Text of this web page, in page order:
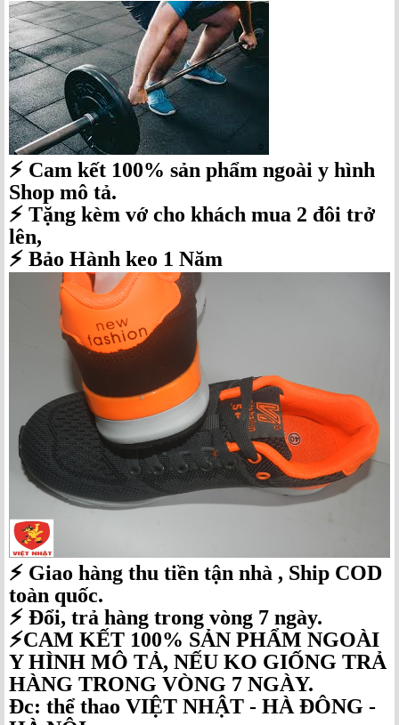
⚡️ Cam kết 100% sản phẩm ngoài y hình
Shop mô tả.
⚡️ Tặng kèm vớ cho khách mua 2 đôi trở
lên,
⚡️ Bảo Hành keo 1 Năm
⚡️ Giao hàng thu tiền tận nhà , Ship COD
toàn quốc.
⚡️ Đổi, trả hàng trong vòng 7 ngày.
⚡️CAM KẾT 100% SẢN PHẨM NGOÀI
Y HÌNH MÔ TẢ, NẾU KO GIỐNG TRẢ
HÀNG TRONG VÒNG 7 NGÀY.
Đc: thể thao VIỆT NHẬT - HÀ ĐÔNG -